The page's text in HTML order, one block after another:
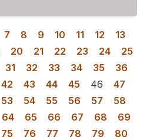
7 8 9 10 11 12
13
20 21 22 23 24
25
31 32 33 34 35
36
42 43 44 45 46
47
53 54 55 56 57
58
64 65 66 67 68
69
75 76 77 78 79
80